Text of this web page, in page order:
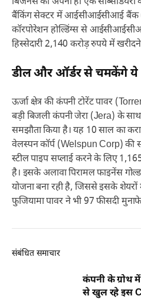
बैंकिंग सेक्टर में आईसीआईसीआई बैंक
कॉरपोरेशन होल्डिंग्स से
हिस्सेदारी 2,140 करोड़ रुपये में
डील और ऑर्डर से चमकेंगे ये
ऊर्जा क्षेत्र की कंपनी टोरेंट पावर
बड़ी बिजली कंपनी जेरा (Jera) के
समझौता किया है। यह 10 साल का
वेलस्पन कॉर्प (Welspun Corp) की
स्टील पाइप सप्लाई करने के लिए
है। इसके अलावा पिरामल फाइनेंस
योजना बना रही है, जिससे इसके
फुजियामा पावर ने भी 97 फीसदी
संबंधित समाचार
कंपनी के ग्रोथ
से खुल रहे इस